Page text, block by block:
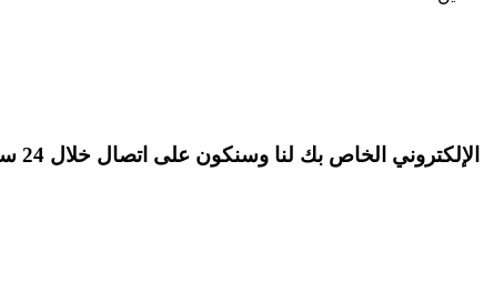
الخاص بك لنا وسنكون على اتصال خلال 24 ساعة.